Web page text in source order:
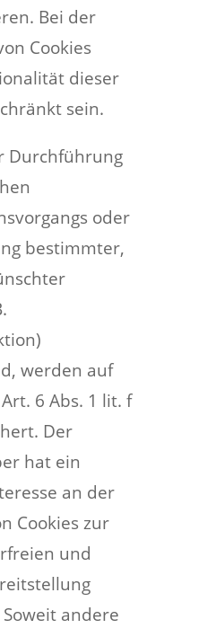
Bei der
Cookies
dieser
sein.
Durchführung
oder
bestimmter,
werden auf
6 Abs. 1 lit. f
Der
hat ein
an der
Cookies zur
und
andere